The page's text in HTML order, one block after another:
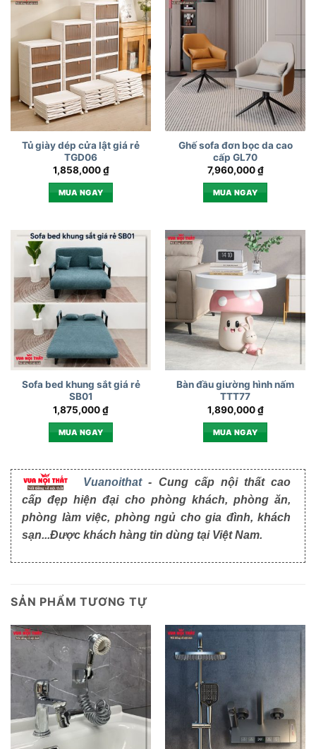
Tủ giày dép cửa lật giá rẻ
TGD06
1,858,000₫
MUA NGAY
Ghế sofa đơn bọc da cao
cấp GL70
7,960,000₫
MUA NGAY
Sofa bed khung sắt giá rẻ
SB01
1,875,000₫
MUA NGAY
Bàn đầu giường hình nấm
TTT77
1,890,000₫
MUA NGAY
Vuanoithat- Cung cấp nội thất cao
cấp đẹp hiện đại cho phòng khách, phòng ăn,
phòng làm việc, phòng ngủ cho gia đình, khách
sạn...Được khách hàng tin dùng tại Việt Nam.
SẢN PHẨM TƯƠNG TỰ